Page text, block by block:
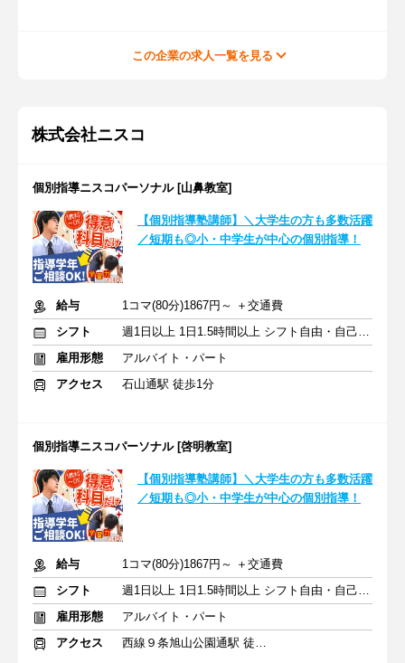
この企業の求人一覧を見る
株式会社ニスコ
個別指導ニスコパーソナル [山鼻教室]
【個別指導塾講師】＼大学生の方も多数活躍
／短期も◎小・中学生が中心の個別指導！
給与
1コマ(80分)1867円～ ＋交通費
シフト
週1日以上 1日1.5時間以上 シフト自由・自己申告
雇用形態
アルバイト・パート
アクセス
石山通駅 徒歩1分
個別指導ニスコパーソナル [啓明教室]
【個別指導塾講師】＼大学生の方も多数活躍
／短期も◎小・中学生が中心の個別指導！
給与
1コマ(80分)1867円～ ＋交通費
シフト
週1日以上 1日1.5時間以上 シフト自由・自己申告
雇用形態
アルバイト・パート
アクセス
西線９条旭山公園通駅 徒歩10分